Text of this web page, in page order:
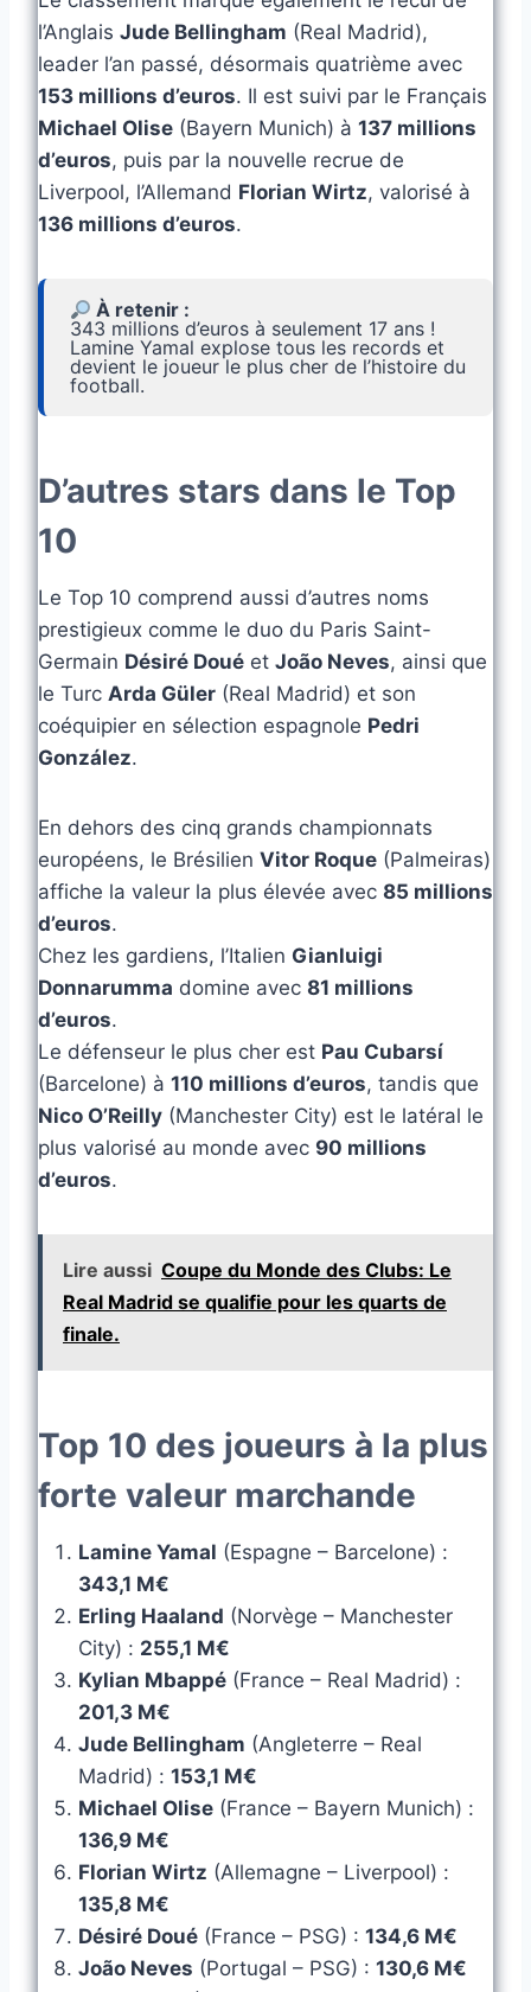
l’Anglais Jude Bellingham (Real Madrid),
leader l’an passé, désormais quatrième avec
153 millions d’euros. Il est suivi par le Français
Michael Olise (Bayern Munich) à 137 millions
d’euros, puis par la nouvelle recrue de
Liverpool, l’Allemand Florian Wirtz, valorisé à
136 millions d’euros.
À retenir :
343 millions d’euros à seulement 17 ans !
Lamine Yamal explose tous les records et
devient le joueur le plus cher de l’histoire du
football.
D’autres stars dans le Top
10
Le Top 10 comprend aussi d’autres noms
prestigieux comme le duo du Paris Saint-
Germain Désiré Doué et João Neves, ainsi que
le Turc Arda Güler (Real Madrid) et son
coéquipier en sélection espagnole Pedri
González.
En dehors des cinq grands championnats
européens, le Brésilien Vitor Roque (Palmeiras)
affiche la valeur la plus élevée avec 85 millions
d’euros.
Chez les gardiens, l’Italien Gianluigi
Donnarumma domine avec 81 millions
d’euros.
Le défenseur le plus cher est Pau Cubarsí
(Barcelone) à 110 millions d’euros, tandis que
Nico O’Reilly (Manchester City) est le latéral le
plus valorisé au monde avec 90 millions
d’euros.
Lire aussi Coupe du Monde des Clubs: Le
Real Madrid se qualifie pour les quarts de
finale.
Top 10 des joueurs à la plus
forte valeur marchande
Lamine Yamal (Espagne – Barcelone) :
343,1 M€
Erling Haaland (Norvège – Manchester
City) : 255,1 M€
Kylian Mbappé (France – Real Madrid) :
201,3 M€
Jude Bellingham (Angleterre – Real
Madrid) : 153,1 M€
Michael Olise (France – Bayern Munich) :
136,9 M€
Florian Wirtz (Allemagne – Liverpool) :
135,8 M€
Désiré Doué (France – PSG) : 134,6 M€
João Neves (Portugal – PSG) : 130,6 M€